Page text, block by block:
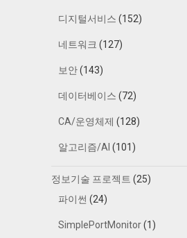
디지털서비스 (152)
네트워크 (127)
보안(143)
데이터베이스 (72)
CA/운영체제 (128)
알고리즘/AI (101)
정보기술 프로젝트 (25)
파이썬 (24)
SimplePortMonitor(1)